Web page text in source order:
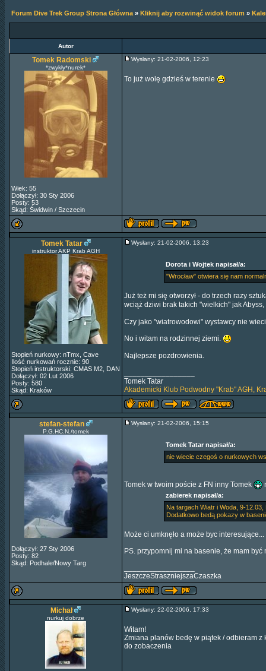
Forum Dive Trek Group Strona Główna » Kliknij aby rozwinąć widok forum »
Autor
Tomek Radomski
*zwykły*nurek*
Wiek: 55
Dołączył: 30 Sty 2006
Posty: 53
Skąd: Świdwin / Szczecin
Wysłany: 21-02-2006, 12:23
To już wolę gdzieś w terenie
Tomek Tatar
instruktor AKP Krab AGH
Stopień nurkowy: nTmx, Cave
Ilość nurkowań rocznie: 90
Stopień instruktorski: CMAS M2, DAN
Dołączył: 02 Lut 2006
Posty: 580
Skąd: Kraków
Wysłany: 21-02-2006, 13:23
Dorota i Wojtek napisał/a:
"Wrocław" otwiera się nam
Już też mi się otworzył - do trzech razy
wciąż dziwi brak takich "wielkich" jak
Czy jako "wiatrowodowi" wystawcy nie
No i witam na rodzinnej ziemi.
Najlepsze pozdrowienia.
Tomek Tatar
Akademicki Klub Podwodny "Krab" AGH,
stefan-stefan
P.G.HC.N./tomek
Dołączył: 27 Sty 2006
Posty: 82
Skąd: Podhale/Nowy Targ
Wysłany: 21-02-2006, 15:15
Tomek Tatar napisał/a:
nie wiecie czegoś o nurkowych
Tomek w twoim poście z FN inny Tomek
zabierek napisał/a:
Na targach Wiatr i Woda, 9-
Dodatkowo bedą pokazy w
Może ci umknęło a może byc interesujące...
PS. przypomnij mi na basenie, że mam
JeszczeStraszniejszaCzaszka
Michał
nurkuj dobrze
Wysłany: 22-02-2006, 17:33
Witam!
Zmiana planów bedę w piątek / odbieram
do zobaczenia